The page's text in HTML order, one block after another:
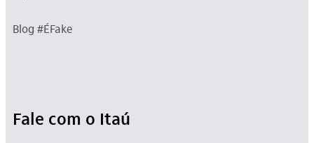
Blog #ÉFake
Fale com o Itaú